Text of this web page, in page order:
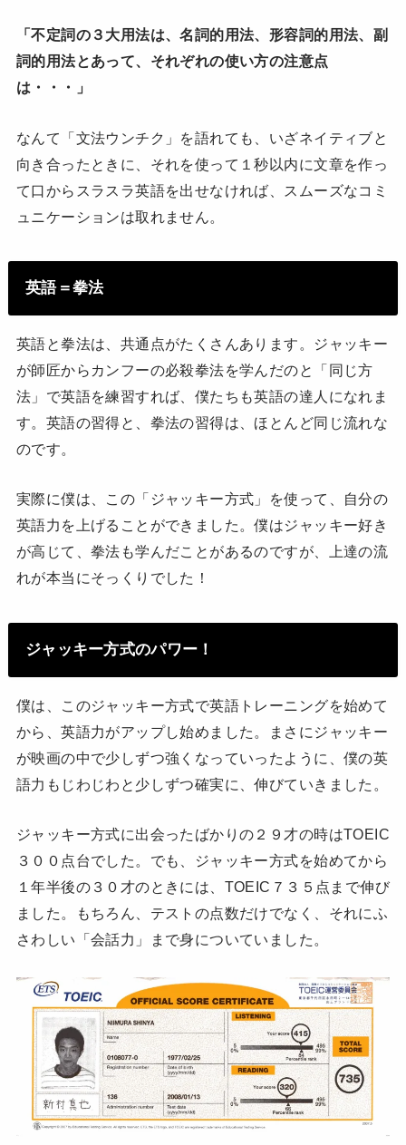
「不定詞の３大用法は、名詞的用法、形容詞的用法、副
詞的用法とあって、それぞれの使い方の注意点
は・・・」
なんて「文法ウンチク」を語れても、いざネイティブと
向き合ったときに、それを使って１秒以内に文章を作っ
て口からスラスラ英語を出せなければ、スムーズなコミ
ュニケーションは取れません。
英語＝拳法
英語と拳法は、共通点がたくさんあります。ジャッキー
が師匠からカンフーの必殺拳法を学んだのと「同じ方
法」で英語を練習すれば、僕たちも英語の達人になれま
す。英語の習得と、拳法の習得は、ほとんど同じ流れな
のです。
実際に僕は、この「ジャッキー方式」を使って、自分の
英語力を上げることができました。僕はジャッキー好き
が高じて、拳法も学んだことがあるのですが、上達の流
れが本当にそっくりでした！
ジャッキー方式のパワー！
僕は、このジャッキー方式で英語トレーニングを始めて
から、英語力がアップし始めました。まさにジャッキー
が映画の中で少しずつ強くなっていったように、僕の英
語力もじわじわと少しずつ確実に、伸びていきました。
ジャッキー方式に出会ったばかりの２９才の時はTOEIC
３００点台でした。でも、ジャッキー方式を始めてから
１年半後の３０才のときには、TOEIC７３５点まで伸び
ました。もちろん、テストの点数だけでなく、それにふ
さわしい「会話力」まで身についていました。